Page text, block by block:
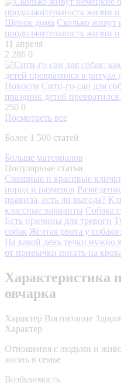
Щенок дома Сколько живут
продолжительность жизни
11 апреля
2 286 0
Новости Сити-го-сан для
праздник детей
250 0
Посмотреть все
Более 1 500 статей
Больше материалов
Популярные статьи
Смешные и красивые
пород и размеров
правила, есть ли выгода?
классные варианты Собака
Есть причины для тревоги
собак Желтая рвота у
На какой день течки нужно
от привычки писать на
Характеристика
овчарка
Характер Воспитание
Характер
Отношения с людьми и
жизнь в семье
Возбудимость